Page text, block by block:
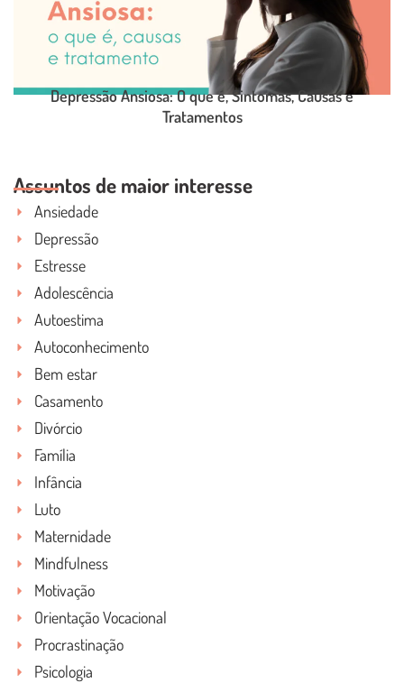
Depressão Ansiosa: O que é, Sintomas, Causas e
Tratamentos
Assuntos de maior interesse
Ansiedade
Depressão
Estresse
Adolescência
Autoestima
Autoconhecimento
Bem estar
Casamento
Divórcio
Família
Infância
Luto
Maternidade
Mindfulness
Motivação
Orientação Vocacional
Procrastinação
Psicologia